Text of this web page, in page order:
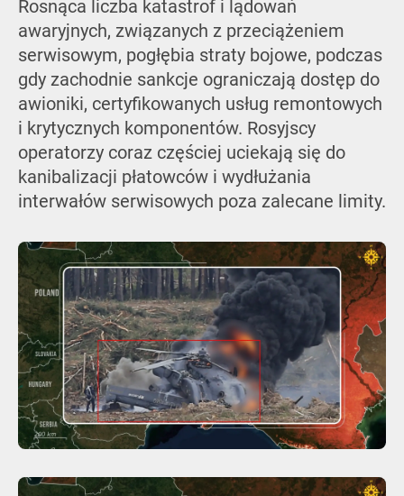
Rosnąca liczba katastrof i lądowań
awaryjnych, związanych z przeciążeniem
serwisowym, pogłębia straty bojowe, podczas
gdy zachodnie sankcje ograniczają dostęp do
awioniki, certyfikowanych usług remontowych
i krytycznych komponentów. Rosyjscy
operatorzy coraz częściej uciekają się do
kanibalizacji płatowców i wydłużania
interwałów serwisowych poza zalecane limity.